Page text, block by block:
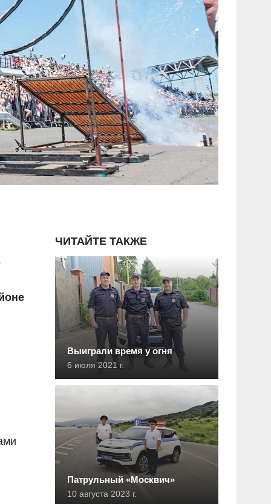
ЧИТАЙТЕ ТАКЖЕ
Выиграли время у огня
6 июля 2021 г.
Патрульный «Москвич»
10 августа 2023 г.